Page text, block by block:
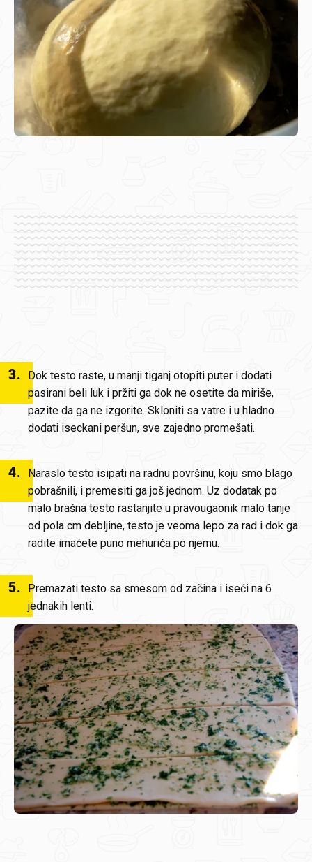
3.
Dok testo raste, u manji tiganj otopiti puter i dodati
pasirani beli luk i pržiti ga dok ne osetite da miriše,
pazite da ga ne izgorite. Skloniti sa vatre i u hladno
dodati iseckani peršun, sve zajedno promešati.
4.
Naraslo testo isipati na radnu površinu, koju smo blago
pobrašnili, i premesiti ga još jednom. Uz dodatak po
malo brašna testo rastanjite u pravougaonik malo tanje
od pola cm debljine, testo je veoma lepo za rad i dok ga
radite imaćete puno mehurića po njemu.
5.
Premazati testo sa smesom od začina i iseći na 6
jednakih lenti.